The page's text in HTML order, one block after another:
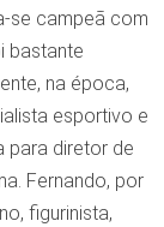
se campeã com
bastante
na época,
esportivo e
para diretor de
Fernando, por
figurinista,